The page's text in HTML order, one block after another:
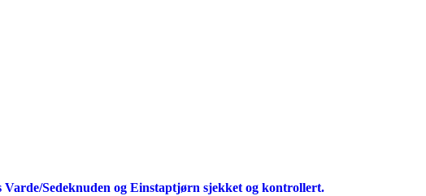
Sedeknuden og Einstaptjørn sjekket og kontrollert.